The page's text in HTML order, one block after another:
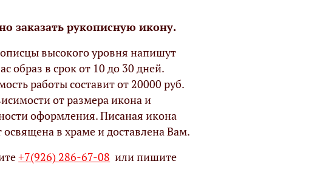
заказать рукописную икону.
высокого уровня напишут
образ в срок от 10 до 30 дней.
работы составит от 20000 руб.
от размера икона и
оформления. Писаная икона
освящена в храме и доставлена Вам.
+7(926) 286-67-08 или пишите